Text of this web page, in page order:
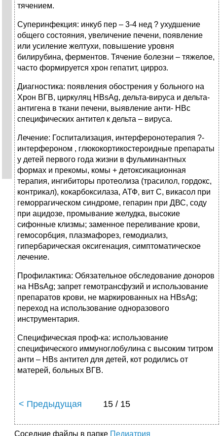
тячением.
Суперинфекция: инкуб пер – 3-4 нед ? ухудшение
общего состояния, увеличение печени, появление
или усиление желтухи, повышение уровня
билирубина, ферментов. Тячение болезни – тяжелое,
часто формируется хрон гепатит, цирроз.
Диагностика: появления обострения у больного на
Хрон ВГВ, циркуляц HBsAg, дельта-вируса и дельта-
антигена в ткани печени, выявление анти- HBс
специфических антител к дельта – вируса.
Лечение: Госпитализация, интерферонотерапия ?-
интерфероном , глюкокортикостероидные препараты
у детей первого года жизни в фульминантных
формах и прекомы, комы + детоксикационная
терапия, ингибиторы протеолиза (трасилол, гордокс,
контрикал), кокарбоксилаза, АТФ, вит С, викасол при
геморрагическом синдроме, гепарин при ДВС, соду
при ацидозе, промывание желудка, высокие
сифонные клизмы; заменное переливание крови,
гемосорбция, плазмафорез, гемодиализ,
гипербарическая оксигенация, симптоматическое
лечение.
Профилактика: Обязательное обследование доноров
на HBsAg; запрет гемотрансфузий и использование
препаратов крови, не маркированных на HBsAg;
переход на использование одноразового
инструментария.
Специфическая проф-ка: использование
специфического иммуноглобулина с высоким титром
анти – HBs антител для детей, кот родились от
матерей, больных ВГВ.
< Предыдущая 15 / 15
Соседние файлы в папке Педиатрия